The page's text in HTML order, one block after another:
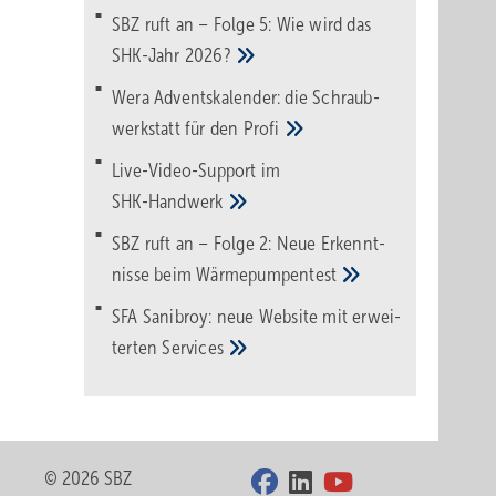
SBZ ruft an – Folge 5: Wie wird das
SHK-Jahr 2026?
Wera Adventskalender: die Schraub­
werk­statt für den Pro­fi
Live-Video-Support im
SHK-Handwerk
SBZ ruft an – Folge 2: Neue Erkennt­
nisse beimWärme­pumpen­test
SFA Sanibroy: neue Web­site mit erwei­
tertenServices
© 2026 SBZ